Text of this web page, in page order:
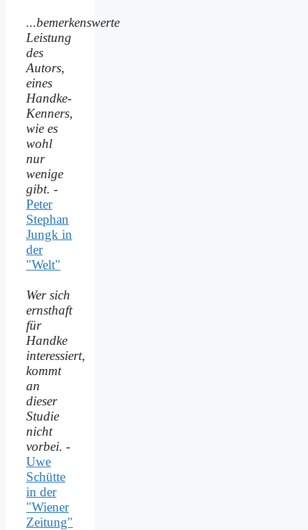
...bemerkenswerte
Leistung
des
Autors,
eines
Handke-
Kenners,
wie es
wohl
nur
wenige
gibt. -
Peter
Stephan
Jungk in
der
"Welt"
Wer sich
ernsthaft
für
Handke
interessiert,
kommt
an
dieser
Studie
nicht
vorbei. -
Uwe
Schütte
in der
"Wiener
Zeitung"